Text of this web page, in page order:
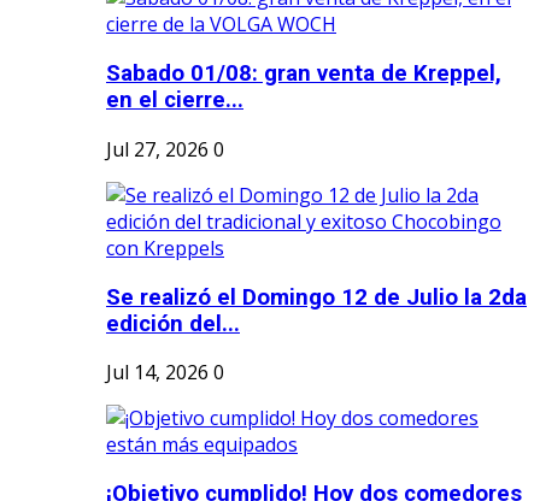
Sabado 01/08: gran venta de Kreppel,
en el cierre...
Jul 27, 2026 0
Se realizó el Domingo 12 de Julio la 2da
edición del...
Jul 14, 2026 0
¡Objetivo cumplido! Hoy dos comedores